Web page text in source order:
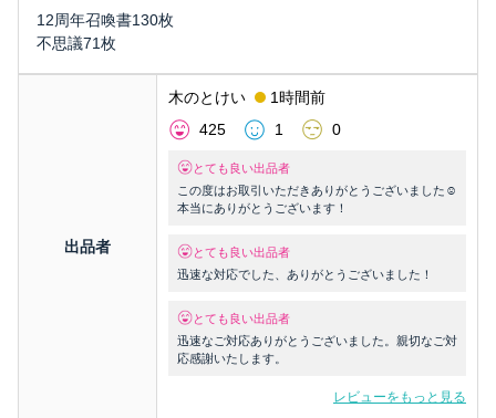
12周年召喚書130枚
不思議71枚
出品者
木のとけい
1時間前
425
1 0
とても良い出品者
この度はお取引いただきありがとうございました☺️
本当にありがとうございます！
とても良い出品者
迅速な対応でした、ありがとうございました！
とても良い出品者
迅速なご対応ありがとうございました。親切なご対
応感謝いたします。
レビューをもっと見る